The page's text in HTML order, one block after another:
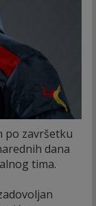
po završetku
dana
tima.